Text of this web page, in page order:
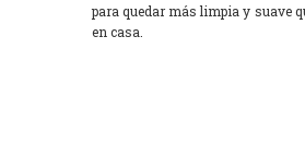
para quedar más limpia y suave
en casa.